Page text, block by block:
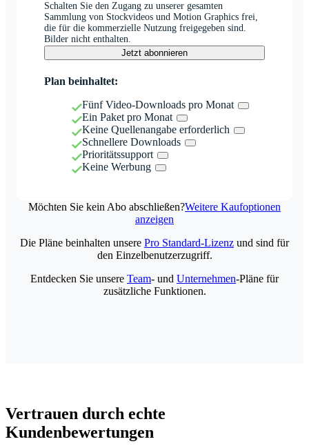
Schalten Sie den Zugang zu unserer gesamten
Sammlung von Stockvideos und Motion Graphics frei,
die für die kommerzielle Nutzung freigegeben sind.
Bilder nicht enthalten.
Jetzt abonnieren
Plan beinhaltet:
Fünf Video-Downloads pro Monat
Ein Paket pro Monat
Keine Quellenangabe erforderlich
Schnellere Downloads
Prioritätssupport
Keine Werbung
Möchten Sie kein Abo abschließen?Weitere Kaufoptionen
anzeigen
Die Pläne beinhalten unsere Pro Standard-Lizenz und sind für
den Einzelbenutzerzugriff.
Entdecken Sie unsere Team- und Unternehmen-Pläne für
zusätzliche Funktionen.
Vertrauen durch echte
Kundenbewertungen